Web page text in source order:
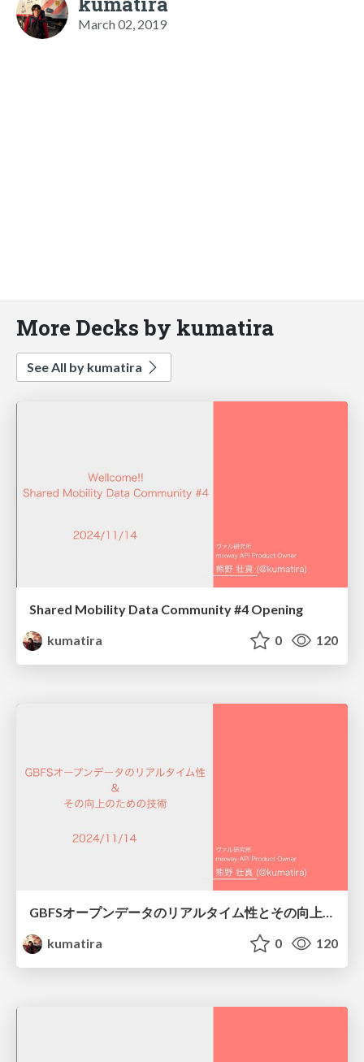
March 02, 2019
More Decks by kumatira
See All by kumatira
Shared Mobility Data Community #4 Opening
kumatira
0 120
kumatira
0 120